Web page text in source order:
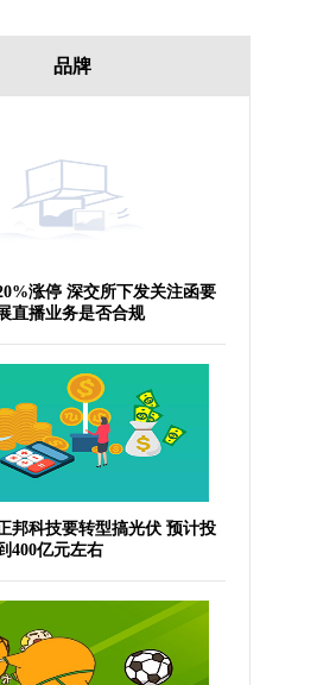
品牌
涨停 深交所下发关注函要
直播业务是否合规
邦科技要转型搞光伏 预计投
400亿元左右